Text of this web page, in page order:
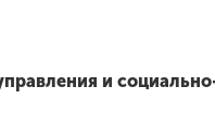
и